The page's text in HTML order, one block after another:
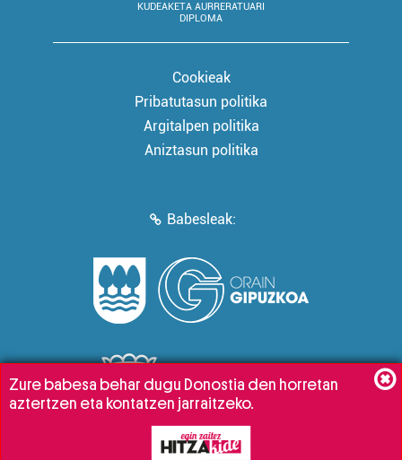
KUDEAKETA AURRERATUARI
DIPLOMA
Cookieak
Pribatutasun politika
Argitalpen politika
Aniztasun politika
Babesleak:
Zure babesa behar dugu Donostia den horretan
aztertzen eta kontatzen jarraitzeko.